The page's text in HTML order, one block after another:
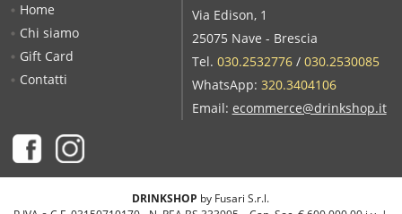
Home
Chi siamo
Gift Card
Contatti
Via Edison, 1
25075 Nave - Brescia
Tel. 030.2532776/ 030.2530085
WhatsApp: 320.3404106
Email: ecommerce@drinkshop.it
DRINKSHOP by Fusari S.r.l.